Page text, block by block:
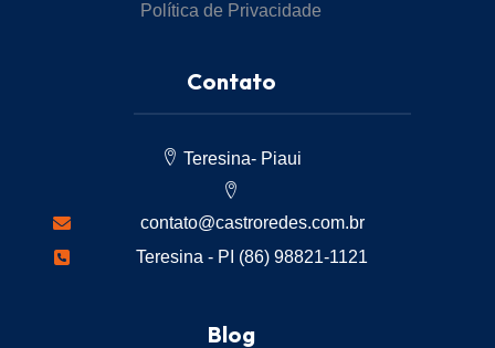
Política de Privacidade
Contato
Teresina- Piaui
contato@castroredes.com.br
Teresina - PI (86) 98821-1121
Blog